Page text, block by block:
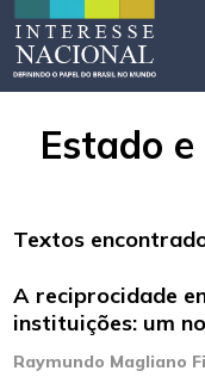
Estado
Textos
A reciprocidade
instituições: um
Raymundo Magliano